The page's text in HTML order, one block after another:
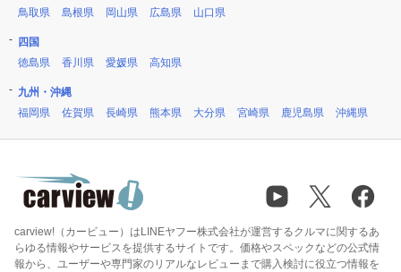
鳥取県
島根県 岡山県 広島県 山口県
四国
徳島県
香川県 愛媛県 高知県
九州・沖縄
福岡県
佐賀県 長崎県 熊本県 大分県 宮崎県 鹿児島県 沖縄県
carview!（カービュー）はLINEヤフー株式会社が運営するクルマに関するあ
らゆる情報やサービスを提供するサイトです。価格やスペックなどの公式情
報から、ユーザーや専門家のリアルなレビューまで購入検討に役立つ情報を